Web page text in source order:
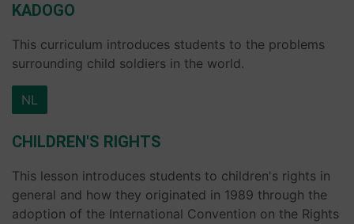
KADOGO
This curriculum introduces students to the problems
surrounding child soldiers in the world.
NL
CHILDREN'S RIGHTS
This lesson introduces students to children's rights in
general and how they originated in 1989 through the
adoption of the International Convention on the Rights